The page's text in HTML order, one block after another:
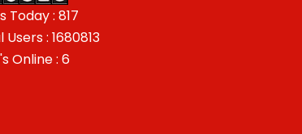
Today : 817
Users : 1680813
Online : 6